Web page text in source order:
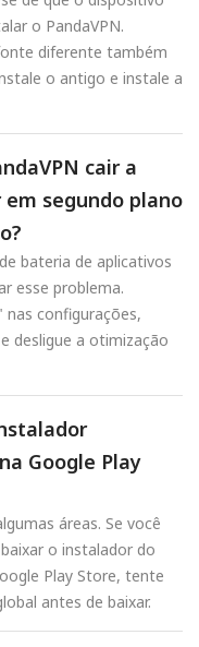
o PandaVPN.
diferente também
o antigo e instale a
cair a
segundo plano
bateria de aplicativos
esse problema.
nas configurações,
desligue a otimização
Google Play
áreas. Se você
o instalador do
Play Store, tente
antes de baixar.